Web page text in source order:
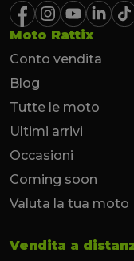
Moto Rattix
Conto vendita
Blog
Tutte le moto
Ultimi arrivi
Occasioni
Coming soon
Valuta la tua moto
Vendita a